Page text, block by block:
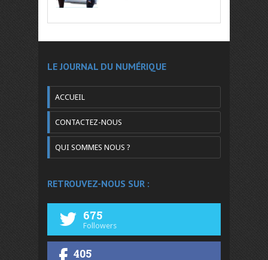
LE JOURNAL DU NUMÉRIQUE
ACCUEIL
CONTACTEZ-NOUS
QUI SOMMES NOUS ?
RETROUVEZ-NOUS SUR :
675
Followers
405